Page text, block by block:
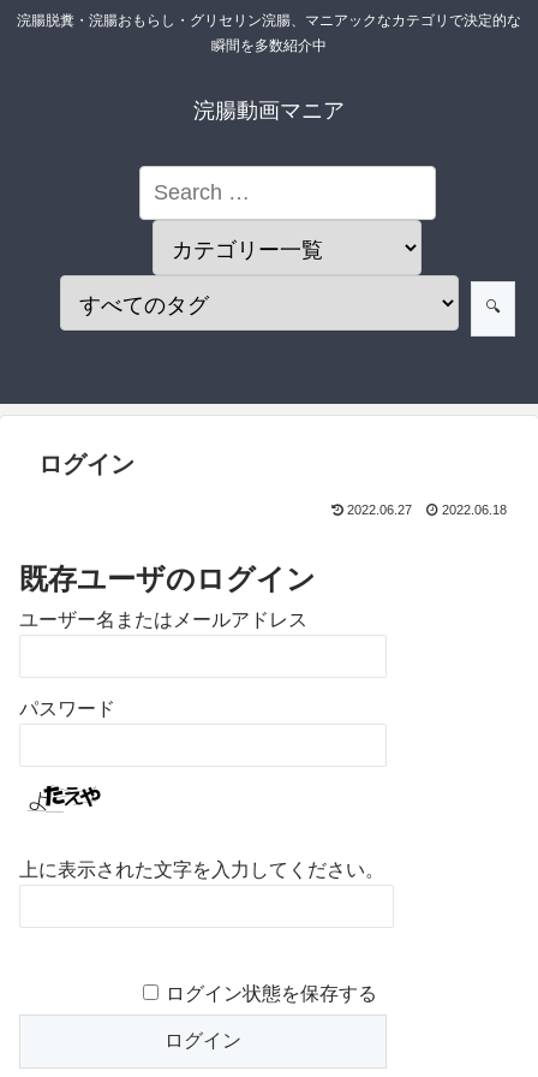
浣腸脱糞・浣腸おもらし・グリセリン浣腸、マニアックなカテゴリで決定的な
瞬間を多数紹介中
浣腸動画マニア
ログイン
2022.06.27 2022.06.18
既存ユーザのログイン
ユーザー名またはメールアドレス
パスワード
上に表示された文字を入力してください。
ログイン状態を保存する